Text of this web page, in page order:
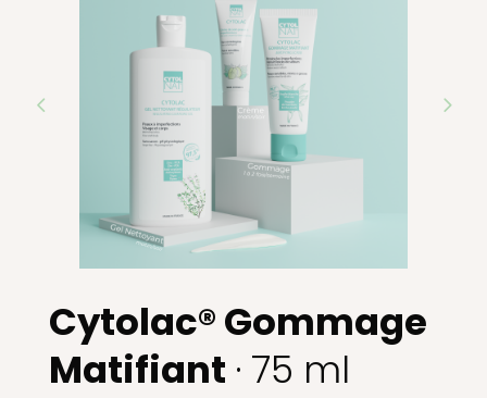
Cytolac® Gommage
Matifiant · 75 ml